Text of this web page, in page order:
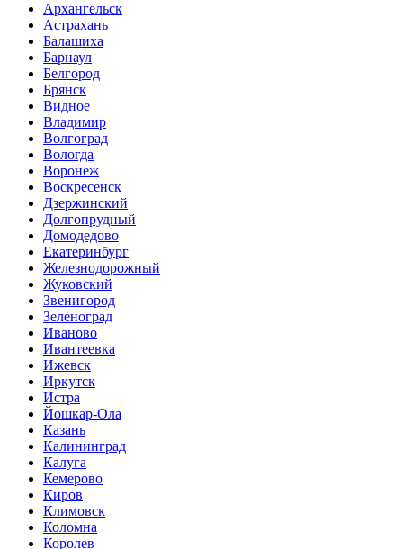
Архангельск
Астрахань
Балашиха
Барнаул
Белгород
Брянск
Видное
Владимир
Волгоград
Вологда
Воронеж
Воскресенск
Дзержинский
Долгопрудный
Домодедово
Екатеринбург
Железнодорожный
Жуковский
Звенигород
Зеленоград
Иваново
Ивантеевка
Ижевск
Иркутск
Истра
Йошкар-Ола
Казань
Калининград
Калуга
Кемерово
Киров
Климовск
Коломна
Королев